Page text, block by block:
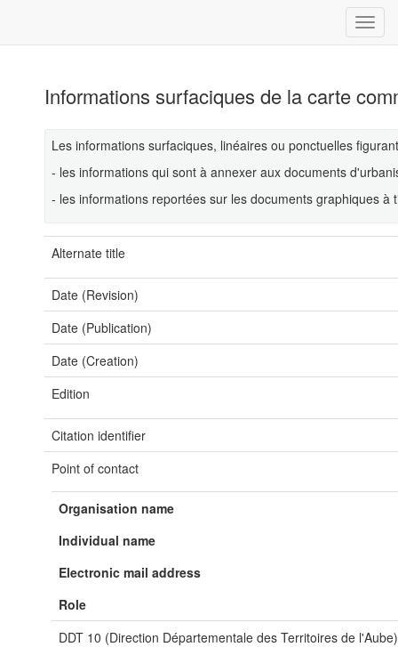
Informations surfaciques de la carte
Les informations surfaciques, linéaires ou ponctuelles
- les informations qui sont à annexer aux documents
- les informations reportées sur les documents graphiques à
Alternate title
Date (Revision)
Date (Publication)
Date (Creation)
Edition
Citation identifier
Point of contact
Organisation name
Individual name
Electronic mail address
Role
DDT 10 (Direction Départementale des Territoires de l'Aube)